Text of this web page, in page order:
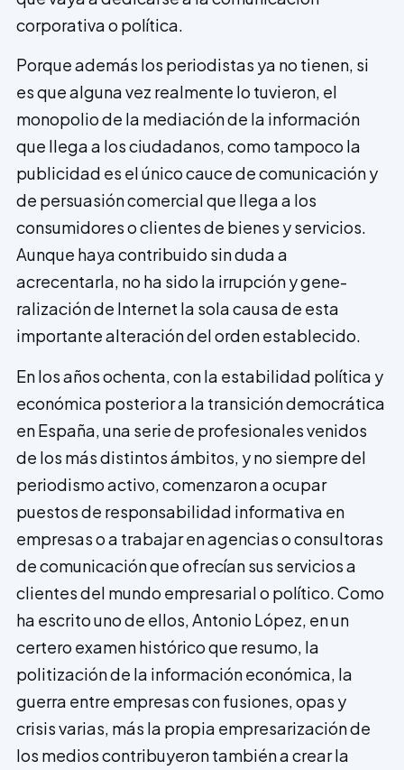
corporativa o política.
Porque además los periodistas ya no tienen, si
es que alguna vez realmente lo tuvieron, el
monopolio de la mediación de la información
que llega a los ciudadanos, como tampoco la
publicidad es el único cauce de comunicación y
de persuasión comercial que llega a los
consumidores o clientes de bienes y servicios.
Aunque haya contribuido sin duda a
acrecentarla, no ha sido la irrupción y gene­
ralización de Internet la sola causa de esta
importante alteración del orden establecido.
En los años ochenta, con la estabilidad política y
económica posterior a la transición democrática
en España, una serie de profesionales venidos
de los más distintos ámbitos, y no siempre del
periodismo activo, comenzaron a ocupar
puestos de responsabilidad informativa en
empresas o a trabajar en agencias o consultoras
de comunicación que ofrecían sus servicios a
clientes del mundo empresarial o político. Como
ha escrito uno de ellos, Antonio López, en un
certero examen histórico que resumo, la
politización de la información económica, la
guerra entre empresas con fusiones, opas y
crisis varias, más la propia empresarización de
los medios contribuyeron también a crear la